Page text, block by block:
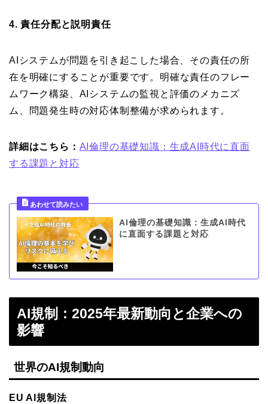
4. 責任分配と説明責任
AIシステムが問題を引き起こした場合、その責任の所
在を明確にすることが重要です。明確な責任のフレー
ムワーク構築、AIシステムの監視と評価のメカニズ
ム、問題発生時の対応体制整備が求められます。
詳細はこちら： AI倫理の基礎知識：生成AI時代に直面
する課題と対応
AI倫理の基礎知識：生成AI時代
に直面する課題と対応
AI規制：2025年最新動向と企業への
影響
世界のAI規制動向
EU AI規制法